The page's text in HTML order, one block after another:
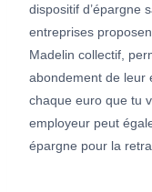
dispositif d’épargne
entreprises
Madelin collectif,
abondement de leur
chaque euro que tu
employeur peut
épargne pour la